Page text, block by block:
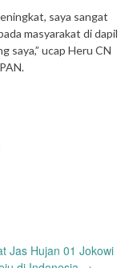
saya sangat
masyarakat di dapil
saya,” ucap Heru CN
Jas Hujan 01 Jokowi